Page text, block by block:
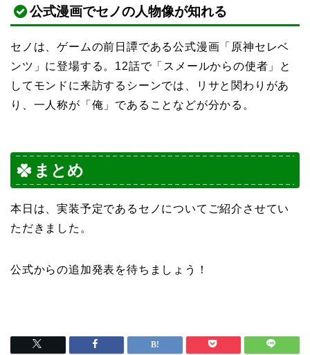
公式漫画でセノの人物像が知れる
セノは、ゲームの前日譚である公式漫画「原神セレベ
ンツ」に登場する。12話で「スメールからの使者」と
してモンドに来訪するシーンでは、リサと関わりがあ
り、一人称が「俺」であることなどが分かる。
まとめ
本日は、実装予定であるセノについてご紹介させてい
ただきました。
公式からの追加発表を待ちましょう！